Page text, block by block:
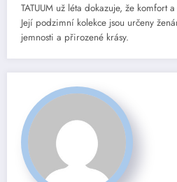
TATUUM už léta dokazuje, že komfort
Její podzimní kolekce jsou určeny
jemnosti a přirozené krásy.